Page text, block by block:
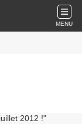
MENU